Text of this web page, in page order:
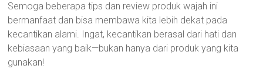
Semoga beberapa tips dan review produk wajah ini
bermanfaat dan bisa membawa kita lebih dekat pada
kecantikan alami. Ingat, kecantikan berasal dari hati dan
kebiasaan yang baik—bukan hanya dari produk yang kita
gunakan!